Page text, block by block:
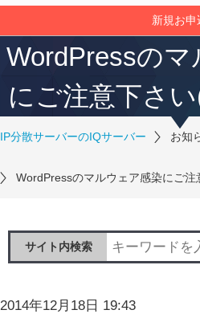
新規お申
WordPressの
にご注意下さ
IP分散サーバーのIQサーバー お知
WordPressのマルウェア感染にご
サイト内検索
2014年12月18日 19:43